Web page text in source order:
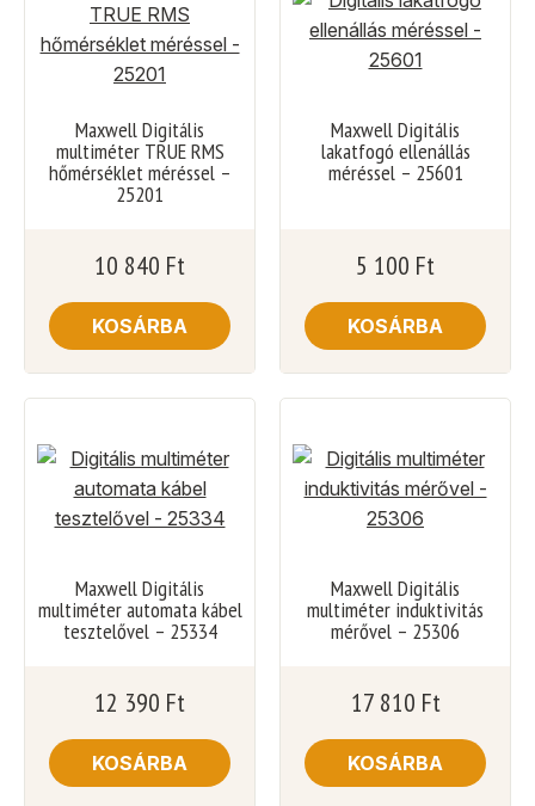
Maxwell Digitális
multiméter TRUE RMS
hőmérséklet méréssel –
25201
10 840 Ft
KOSÁRBA
Maxwell Digitális
lakatfogó ellenállás
méréssel – 25601
5 100 Ft
KOSÁRBA
Maxwell Digitális
multiméter automata kábel
tesztelővel – 25334
12 390 Ft
KOSÁRBA
Maxwell Digitális
multiméter induktivitás
mérővel – 25306
17 810 Ft
KOSÁRBA